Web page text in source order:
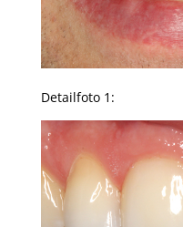
Detailfoto 1: